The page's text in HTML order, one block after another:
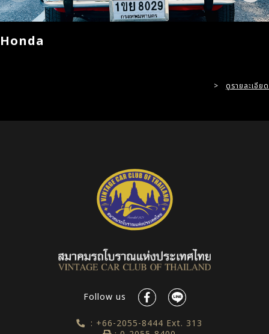
Honda
> ดูรายละเอียด
Follow us
: +66-2055-8444 Ext. 313